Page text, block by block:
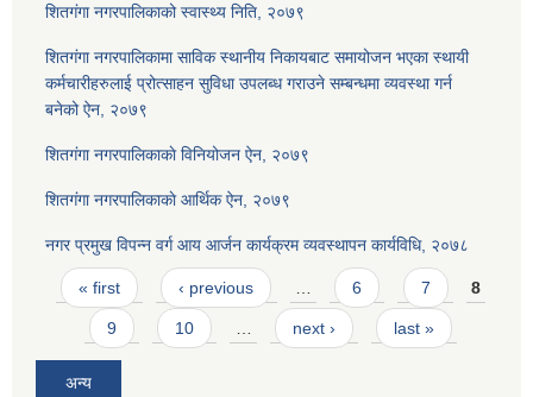
शितगंगा नगरपालिकाको स्वास्थ्य निति, २०७९
शितगंगा नगरपालिकामा साविक स्थानीय निकायबाट समायोजन भएका स्थायी
कर्मचारीहरुलाई प्रोत्साहन सुविधा उपलब्ध गराउने सम्बन्धमा व्यवस्था गर्न
बनेको ऐन, २०७९
शितगंगा नगरपालिकाकाे विनियोजन ऐन, २०७९
शितगंगा नगरपालिकाकाे आर्थिक ऐन, २०७९
नगर प्रमुख विपन्न वर्ग आय आर्जन कार्यक्रम व्यवस्थापन कार्यविधि, २०७८
Pages
« first ‹ previous 6 7 8
9 10 next › last »
अन्य